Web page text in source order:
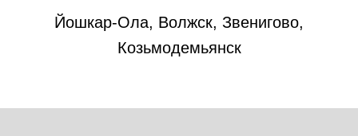
Йошкар-Ола, Волжск, Звенигово,
Козьмодемьянск